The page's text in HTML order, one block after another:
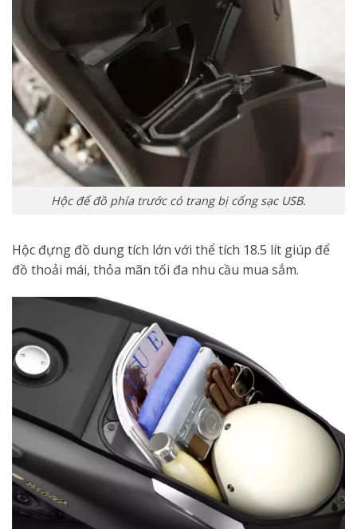
Hộc để đồ phía trước có trang bị cổng sạc USB.
Hộc đựng đồ dung tích lớn với thể tích 18.5 lít giúp để
đồ thoải mái, thỏa mãn tối đa nhu cầu mua sắm.